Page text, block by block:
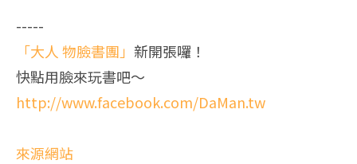
-----
「大人 物臉書團」 新開張囉！
快點用臉來玩書吧～
http://www.facebook.com/DaMan.tw
來源網站